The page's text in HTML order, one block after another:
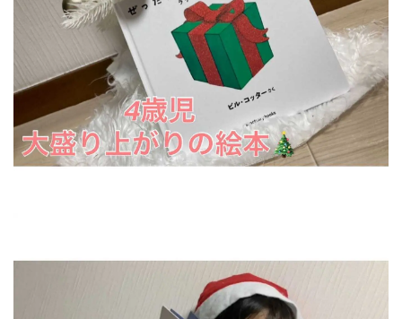
この本を購入した読者限定で、読み聞かせ動画
が無料で見られたのもおすすめポイントです🎁
✨
絵本はこんなふうに読んであげたら子どもはう
れしいのかぁと新発見しました👀✨